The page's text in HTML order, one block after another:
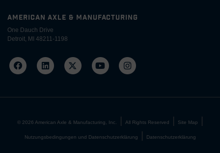
AMERICAN AXLE & MANUFACTURING
One Dauch Drive
Detroit, MI 48211-1198
© 2026 American Axle & Manufacturing, Inc. All Rights Reserved Site Map
Nutzungsbedingungen und Datenschutzerklärung Datenschutzerklärung